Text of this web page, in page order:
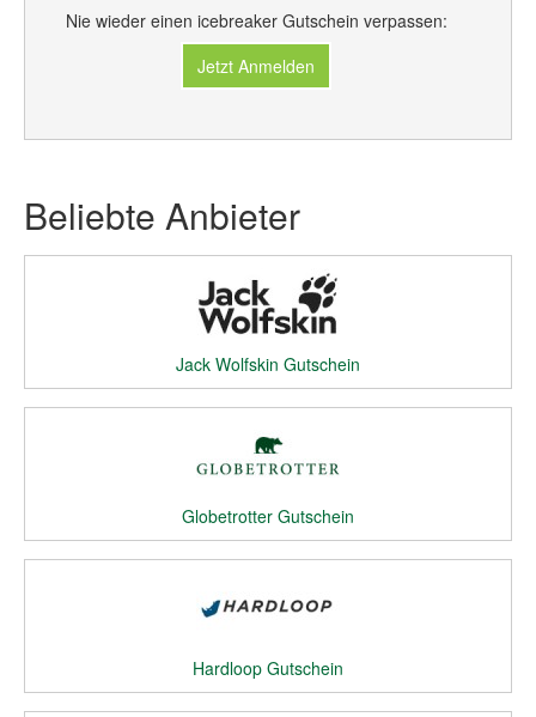
Nie wieder einen icebreaker Gutschein verpassen:
Jetzt Anmelden
Beliebte Anbieter
Jack Wolfskin Gutschein
Globetrotter Gutschein
Hardloop Gutschein